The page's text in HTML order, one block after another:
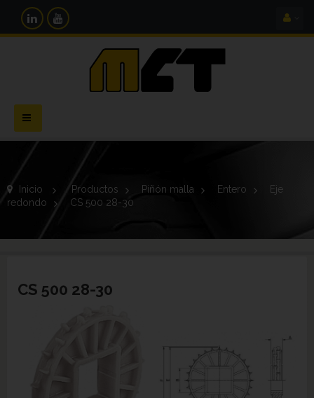
Navegación
Toggle
Inicio > Productos > Piñón malla > Entero >
Eje
redondo
> CS 500 28-30
CS 500 28-30